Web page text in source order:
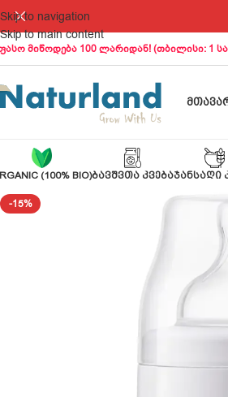
Skip to navigation
Skip to main content
მიწოდება 100 ლარიდან! (თბილისი: 1
(100% BIO)ᲑᲐᲕᲨᲕᲗᲐ ᲙᲕᲔᲑᲐᲯᲐᲜᲡᲐᲦᲘ
-15%